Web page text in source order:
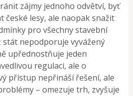
zájmy jednoho odvětví, byť
české lesy, ale naopak snažit
pro všechny stavební
nepodporuje vyvážený
upřednostňuje jeden
regulaci, ale o
přístup nepřináší řešení, ale
– omezuje trh, zvyšuje